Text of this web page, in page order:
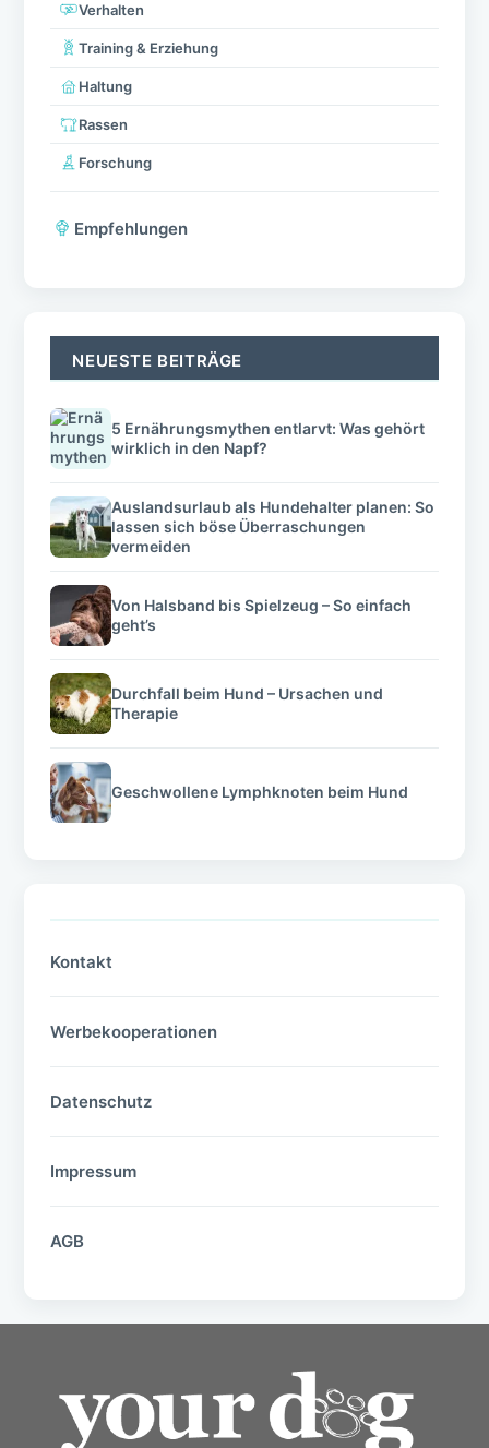
Verhalten
Training & Erziehung
Haltung
Rassen
Forschung
Empfehlungen
NEUESTE BEITRÄGE
5 Ernährungsmythen entlarvt: Was gehört
wirklich in den Napf?
Auslandsurlaub als Hundehalter planen: So
lassen sich böse Überraschungen
vermeiden
Von Halsband bis Spielzeug – So einfach
geht’s
Durchfall beim Hund – Ursachen und
Therapie
Geschwollene Lymphknoten beim Hund
Kontakt
Werbekooperationen
Datenschutz
Impressum
AGB